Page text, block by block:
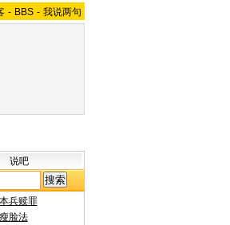
- BBS - 我说两句
说吧
兵赎罪
脸法